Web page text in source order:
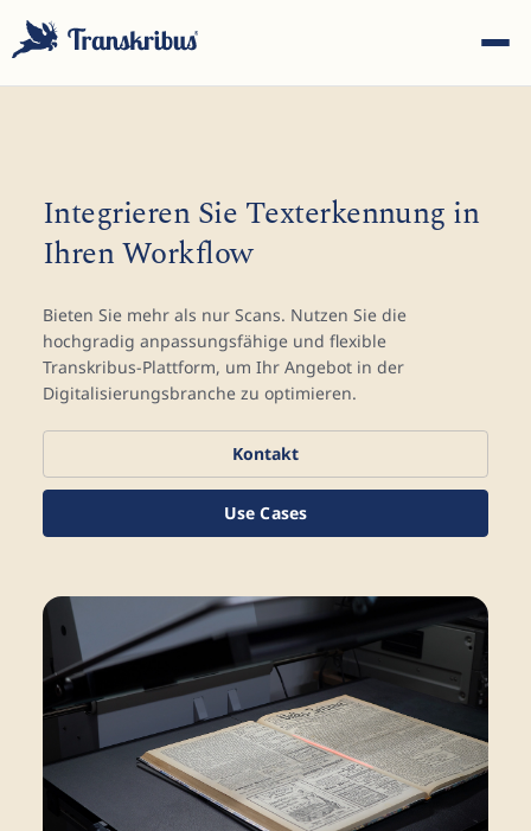
Tippen Sie, um in Modellen, Sites und Blog-Beiträgen zu
suchen...
Integrieren Sie Texterkennung in
Ihren Workflow
Bieten Sie mehr als nur Scans. Nutzen Sie die
hochgradig anpassungsfähige und flexible
Transkribus-Plattform, um Ihr Angebot in der
Digitalisierungsbranche zu optimieren.
Kontakt
Use Cases